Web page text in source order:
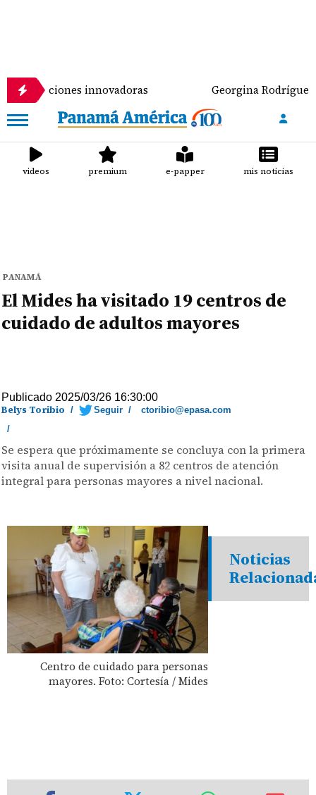
innovadoras Georgina Rodríguez responde
videos premium e-papper mis noticias
PANAMÁ
El Mides ha visitado 19 centros de
cuidado de adultos mayores
Publicado 2025/03/26 16:30:00
Belys Toribio / Seguir /
ctoribio@epasa.com
/
Se espera que próximamente se concluya con la primera
visita anual de supervisión a 82 centros de atención
integral para personas mayores a nivel nacional.
Centro de cuidado para personas
mayores. Foto: Cortesía / Mides
Noticias